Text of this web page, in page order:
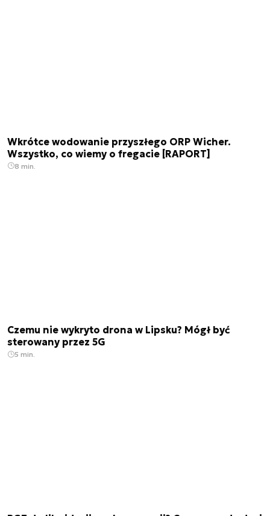
Wkrótce wodowanie przyszłego ORP Wicher.
Wszystko, co wiemy o fregacie [RAPORT]
8 min.
Czemu nie wykryto drona w Lipsku? Mógł być
sterowany przez 5G
5 min.